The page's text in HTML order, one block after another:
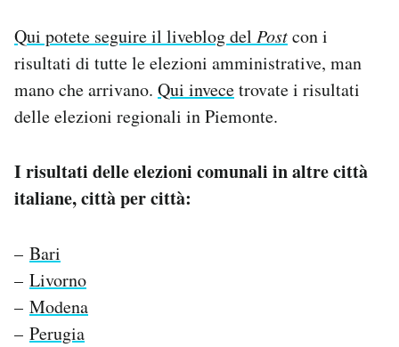
Qui potete seguire il liveblog del Postcon i
risultati di tutte le elezioni amministrative, man
mano che arrivano. Qui invecetrovate i risultati
delle elezioni regionali in Piemonte.
I risultati delle elezioni comunali in altre città
italiane, città per città:
– Bari
– Livorno
– Modena
– Perugia